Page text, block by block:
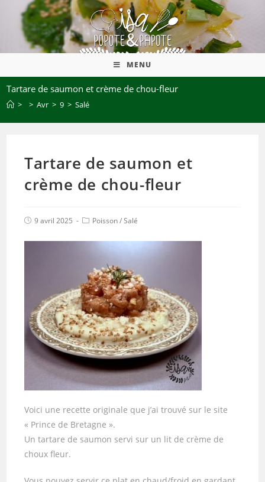
MENU
Tartare de saumon et crème de chou-fleur
> > Avr > 9 > Salé
Tartare de saumon et
crème de chou-fleur
9 avril 2025 Poisson/Salé
Voici une recette originale que j’ai trouvé sur le site
« Prince de Bretagne ».
Un tartare de saumon servi sur un lit de crème de
choux fleur.